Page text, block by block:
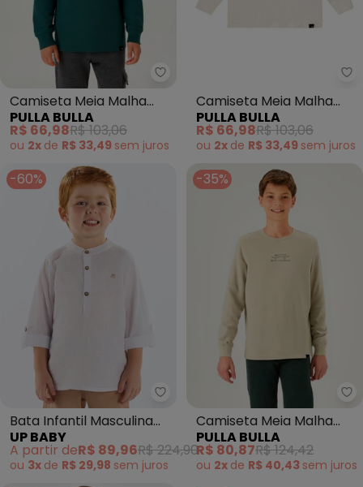
Pulla Bulla - Camiseta Meia
Camiseta Meia Malha
(Azul)
PULLA BULLA
R$ 66,98R$ 103,06
ou 2x de R$ 33,49 sem juros
Camiseta Meia Malha
(Natural)
PULLA BULLA
R$ 66,98R$ 103,06
ou 2x de R$ 33,49 sem juros
-60%
Up Baby - Bata Infantil
Bata Infantil Masculina
Algodão (Branco)
UP BABY
A partir deR$ 89,96R$ 224,90
ou 3x de R$ 29,98 sem juros
-35%
Camiseta Meia Malha
(Verde)
PULLA BULLA
R$ 80,87R$ 124,42
ou 2x de R$ 40,43 sem juros